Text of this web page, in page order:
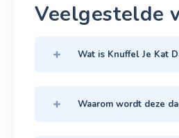
Veelgestelde
Wat is Knuffel Je Kat
Waarom wordt deze